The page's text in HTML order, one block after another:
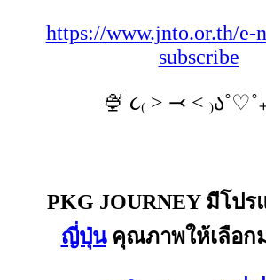
https://www.jnto.or.th/e-
subscribe
🍨 ૮₍ ˃ ⤙ ˂
PKG JOURNEY มีโปร
ญี่ปุ่นคุณภาพให้เลือก